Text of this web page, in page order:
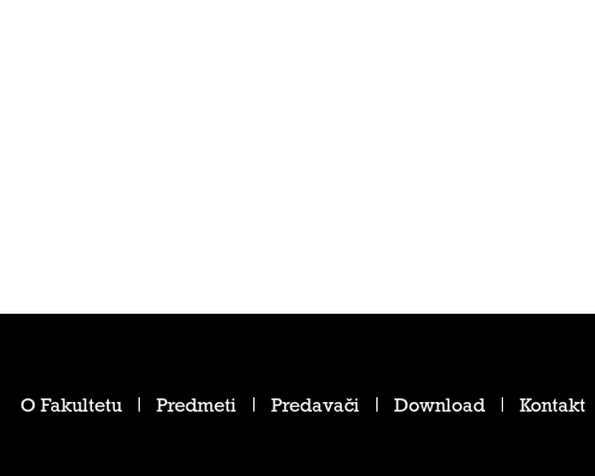
O Fakultetu Predmeti Predavači Download Kontakt